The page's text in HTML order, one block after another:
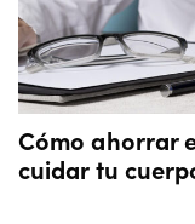
Cómo ahorrar
cuidar tu